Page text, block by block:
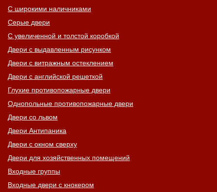
С широкими наличниками
Серые двери
С увеличенной и толстой коробкой
Двери с выдавленным рисунком
Двери с витражным остеклением
Двери с английской решеткой
Глухие противопожарные двери
Однопольные противопожарные двери
Двери со львом
Двери Антипаника
Двери с окном сверху
Двери для хозяйственных помещений
Входные группы
Входные двери с кнокером